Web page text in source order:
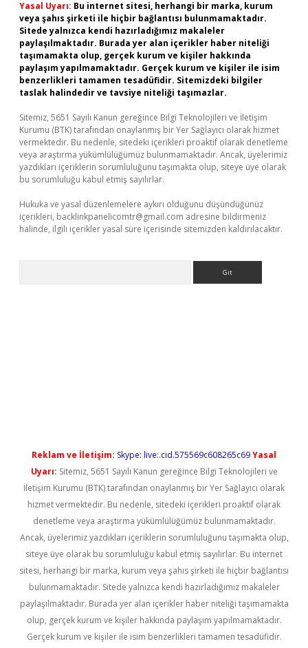
Yasal Uyarı: Bu internet sitesi, herhangi bir marka, kurum
veya şahıs şirketi ile hiçbir bağlantısı bulunmamaktadır.
Sitede yalnızca kendi hazırladığımız makaleler
paylaşılmaktadır. Burada yer alan içerikler haber niteliği
taşımamakta olup, gerçek kurum ve kişiler hakkında
paylaşım yapılmamaktadır. Gerçek kurum ve kişiler ile isim
benzerlikleri tamamen tesadüfidir. Sitemizdeki bilgiler
taslak halindedir ve tavsiye niteliği taşımazlar.
Sitemiz, 5651 Sayılı Kanun gereğince Bilgi Teknolojileri ve İletişim
Kurumu (BTK) tarafından onaylanmış bir Yer Sağlayıcı olarak hizmet
vermektedir. Bu nedenle, sitedeki içerikleri proaktif olarak denetleme
veya araştırma yükümlülüğümüz bulunmamaktadır. Ancak, üyelerimiz
yazdıkları içeriklerin sorumluluğunu taşımakta olup, siteye üye olarak
bu sorumluluğu kabul etmiş sayılırlar.
Hukuka ve yasal düzenlemelere aykırı olduğunu düşündüğünüz
içerikleri, backlinkpanelicomtr@gmail.com adresine bildirmeniz
halinde, ilgili içerikler yasal süre içerisinde sitemizden kaldırılacaktır.
Reklam ve İletişim: Skype: live:.cid.575569c608265c69Yasal
Uyarı: Sitemiz, 5651 Sayılı Kanun gereğince Bilgi Teknolojileri ve
İletişim Kurumu (BTK) tarafından onaylanmış bir Yer Sağlayıcı olarak
hizmet vermektedir. Bu nedenle, sitedeki içerikleri proaktif olarak
denetleme veya araştırma yükümlülüğümüz bulunmamaktadır.
Ancak, üyelerimiz yazdıkları içeriklerin sorumluluğunu taşımakta olup,
siteye üye olarak bu sorumluluğu kabul etmiş sayılırlar. Bu internet
sitesi, herhangi bir marka, kurum veya şahıs şirketi ile hiçbir bağlantısı
bulunmamaktadır. Sitede yalnızca kendi hazırladığımız makaleler
paylaşılmaktadır. Burada yer alan içerikler haber niteliği taşımamakta
olup, gerçek kurum ve kişiler hakkında paylaşım yapılmamaktadır.
Gerçek kurum ve kişiler ile isim benzerlikleri tamamen tesadüfidir.